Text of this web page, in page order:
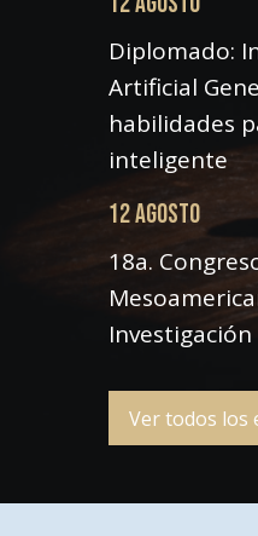
Diplomado:
Artificial
habilidades
inteligente
12 AGOSTO
18a.
Investigación
Ver todos los